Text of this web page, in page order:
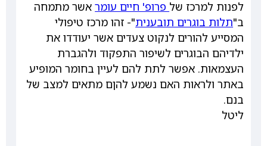
לפנות למרכז של פרופ' חיים עומראשר מתמחה
ב"תלות בוגרים תובענית"- זהו מרכז טיפולי
המסייע להורים לנקוט צעדים אשר יעודדו את
ילדיהם הבוגרים לשיפור התפקוד ולהגברת
העצמאות. אפשר לתת להם לעיין בחומר המופיע
באתר ולראות האם נשמע להןם מתאים למצב של
בנם.
ליטל